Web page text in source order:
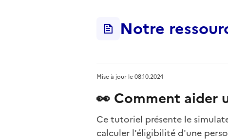
Notre
👀 Comment aider
Ce tutoriel présente le
calculer l'éligibilité d'une
Mise à jour le08.10.2024